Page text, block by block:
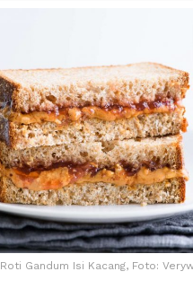
Roti Gandum Isi Kacang, Foto: